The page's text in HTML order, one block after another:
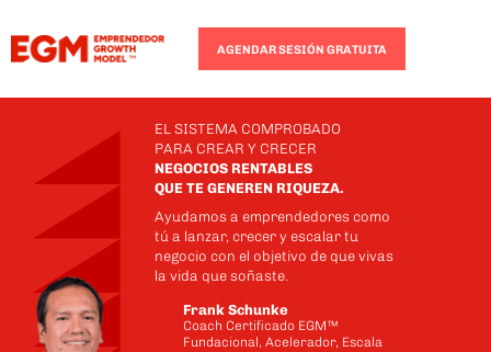
AGENDAR SESIÓN GRATUITA
EL SISTEMA COMPROBADO
PARA CREAR Y CRECER
NEGOCIOS RENTABLES
QUE TE GENEREN RIQUEZA.
Ayudamos a emprendedores como
tú a lanzar, crecer y escalar tu
negocio con el objetivo de que vivas
la vida que soñaste.
Frank Schunke
Coach Certificado EGM™
Fundacional, Acelerador, Escala